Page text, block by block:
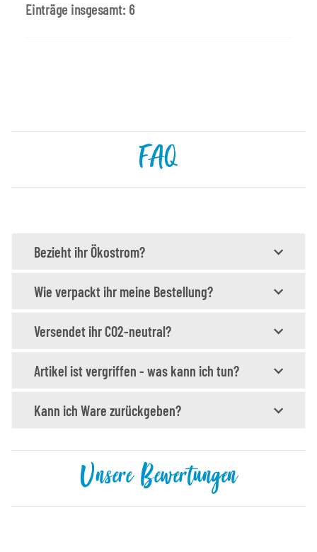
Einträge insgesamt: 6
FAQ
Bezieht ihr Ökostrom?
Wie verpackt ihr meine Bestellung?
Versendet ihr CO2-neutral?
Artikel ist vergriffen - was kann ich tun?
Kann ich Ware zurückgeben?
Unsere Bewertungen